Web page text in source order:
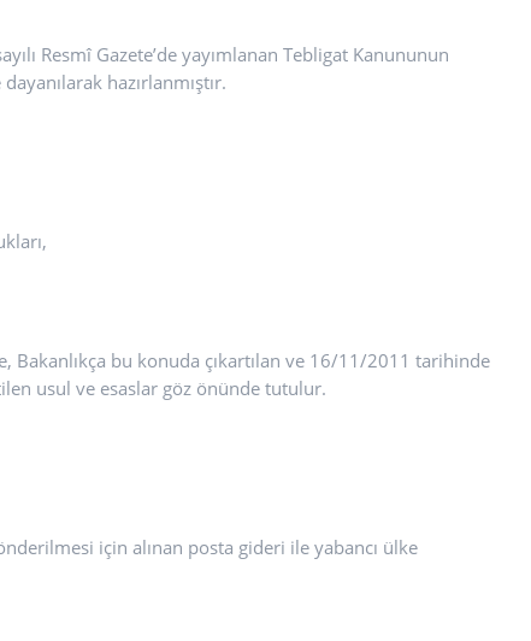
Resmî Gazete’de yayımlanan Tebligat Kanununun
hazırlanmıştır.
Bakanlıkça bu konuda çıkartılan ve 16/11/2011 tarihinde
usul ve esaslar göz önünde tutulur.
için alınan posta gideri ile yabancı ülke